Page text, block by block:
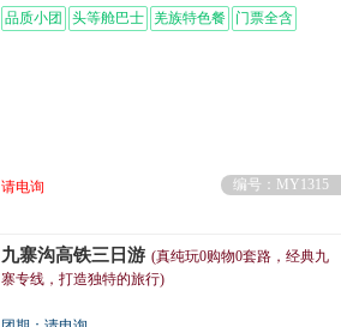
品质小团
头等舱巴士 羌族特色餐 门票全含
请电询
编号：MY1315
九寨沟高铁三日游 (真纯玩0购物0套路，经典九
寨专线，打造独特的旅行)